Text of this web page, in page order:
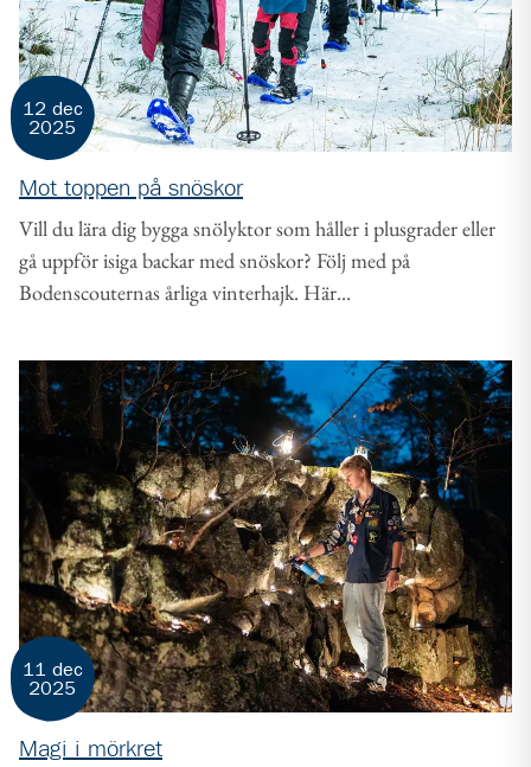
12 dec
2025
Mot toppen på snöskor
Vill du lära dig bygga snölyktor som håller i plusgrader eller
gå uppför isiga backar med snöskor? Följ med på
Bodenscouternas årliga vinterhajk. Här...
11 dec
2025
Magi i mörkret